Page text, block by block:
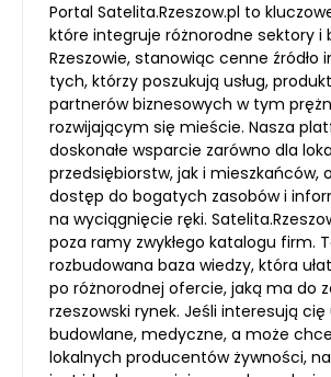
Portal Satelita.Rzeszow.pl to
które integruje różnorodne sektory i
Rzeszowie, stanowiąc cenne źródło
tych, którzy poszukują usług,
partnerów biznesowych w tym
rozwijającym się mieście. Nasza
doskonałe wsparcie zarówno dla
przedsiębiorstw, jak i mieszkańców,
dostęp do bogatych zasobów i
na wyciągnięcie ręki.
poza ramy zwykłego katalogu firm.
rozbudowana baza wiedzy, która
po różnorodnej ofercie, jaką ma do
rzeszowski rynek. Jeśli interesują cię
budowlane, medyczne, a może
lokalnych producentów żywności,